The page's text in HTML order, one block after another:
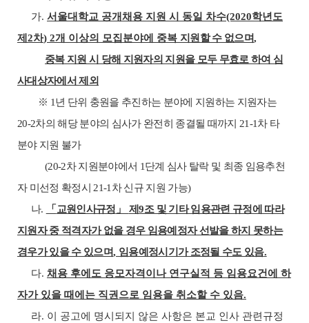
가. 서울대학교 공개채용 지원 시 동일 차수(2020학년도
제 2차) 2개 이상의 모집분야에 중복 지원할 수 없으며,
중복 지원 시 당해 지원자의 지원을 모두 무효로 하여 심
사대상자에서 제외
※ 1년 단위 충원을 추진하는 분야에 지원하는 지원자는
20-2차의 해당 분야의 심사가 완전히 종결될 때까지 21-1차 타
분야 지원 불가
(20-2차 지원분야에서 1단계 심사 탈락 및 최종 임용추천
자 미선정 확정시 21-1 차 신규 지원 가능)
나. 「 교원인사규정 」 제9조 및 기타 임용관련 규정에 따라
지원자 중 적격자가 없을 경우 임용예정자 선발을 하지 못하는
경우가 있을 수 있으며, 임용예정시기가 조정될 수도 있음.
다. 채용 후에도 응모자격이나 연구실적 등 임용요건에 하
자가 있을 때에는 직권으로 임용을 취소할 수 있음.
라. 이 공고에 명시되지 않은 사항은 본교 인사 관련규정